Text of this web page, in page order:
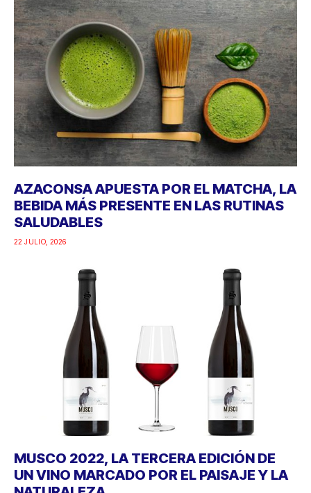
AZACONSA APUESTA POR EL MATCHA, LA
BEBIDA MÁS PRESENTE EN LAS RUTINAS
SALUDABLES
22 JULIO, 2026
MUSCO 2022, LA TERCERA EDICIÓN DE
UN VINO MARCADO POR EL PAISAJE Y LA